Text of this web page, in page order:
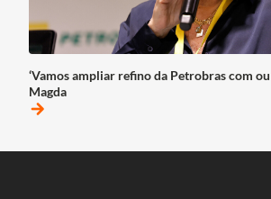
‘Vamos ampliar refino da Petrobras com
Magda
arrow_forward